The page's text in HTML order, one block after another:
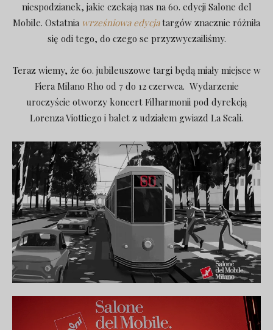
niespodzianek, jakie czekają nas na 60. edycji Salone del
Mobile. Ostatnia wrześniowa edycjatargów znacznie różniła
się odi tego, do czego se przyzwyczailiśmy.
Teraz wiemy, że 60. jubileuszowe targi będą miały miejsce w
Fiera Milano Rho od 7 do 12 czerwca. Wydarzenie
uroczyście otworzy koncert Filharmonii pod dyrekcją
Lorenza Viottiego i balet z udziałem gwiazd La Scali.